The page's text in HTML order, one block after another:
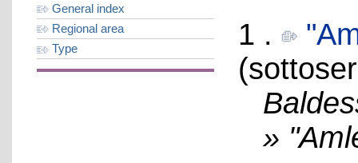
General index
Regional area
Type
1 .
»